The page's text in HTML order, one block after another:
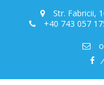
Str. Fabricii,
+40 743 057